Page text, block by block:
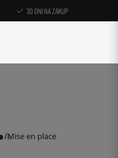
30 DNI NA ZAKUP
Mise en place